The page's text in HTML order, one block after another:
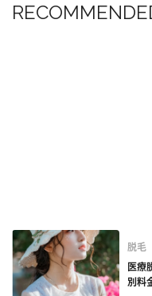
脱毛
医療
別料